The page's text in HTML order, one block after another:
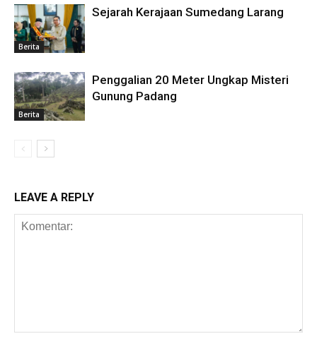
Berita
Sejarah Kerajaan Sumedang Larang
Berita
Penggalian 20 Meter Ungkap Misteri
Gunung Padang
LEAVE A REPLY